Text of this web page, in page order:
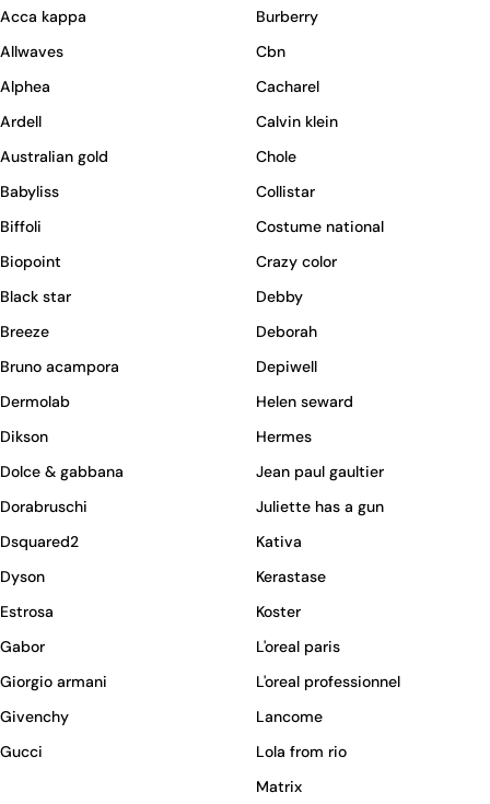
Acca kappa
Allwaves
Alphea
Ardell
Australian gold
Babyliss
Biffoli
Biopoint
Black star
Breeze
Bruno acampora
Burberry
Cbn
Cacharel
Calvin klein
Chole
Collistar
Costume national
Crazy color
Debby
Deborah
Depiwell
Dermolab
Dikson
Dolce & gabbana
Dorabruschi
Dsquared2
Dyson
Estrosa
Gabor
Giorgio armani
Givenchy
Gucci
Helen seward
Hermes
Jean paul gaultier
Juliette has a gun
Kativa
Kerastase
Koster
L'oreal paris
L'oreal professionnel
Lancome
Lola from rio
Matrix